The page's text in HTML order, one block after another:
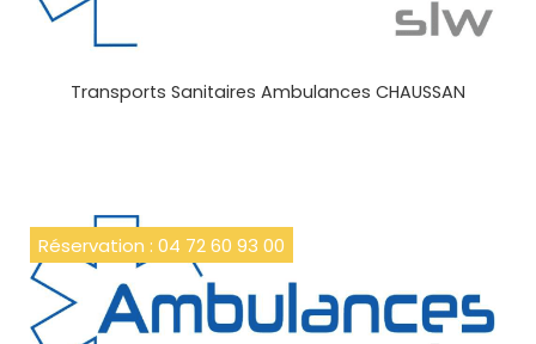
Transports Sanitaires Ambulances CHAUSSAN
Réservation : 04 72 60 93 00